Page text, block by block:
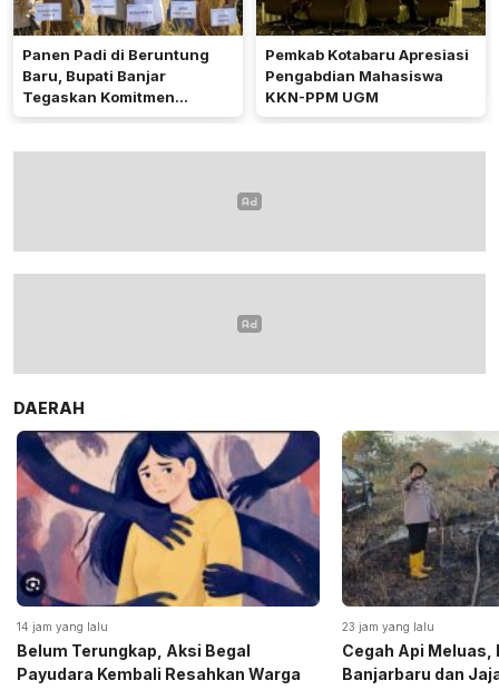
Panen Padi di Beruntung
Baru, Bupati Banjar
Tegaskan Komitmen
Dukung Ketahanan Pangan
Pemkab Kotabaru Apresiasi
Pengabdian Mahasiswa
KKN-PPM UGM
DAERAH
14 jam yang lalu
Belum Terungkap, Aksi Begal
Payudara Kembali Resahkan Warga
23 jam yang lalu
Cegah Api Meluas,
Banjarbaru dan